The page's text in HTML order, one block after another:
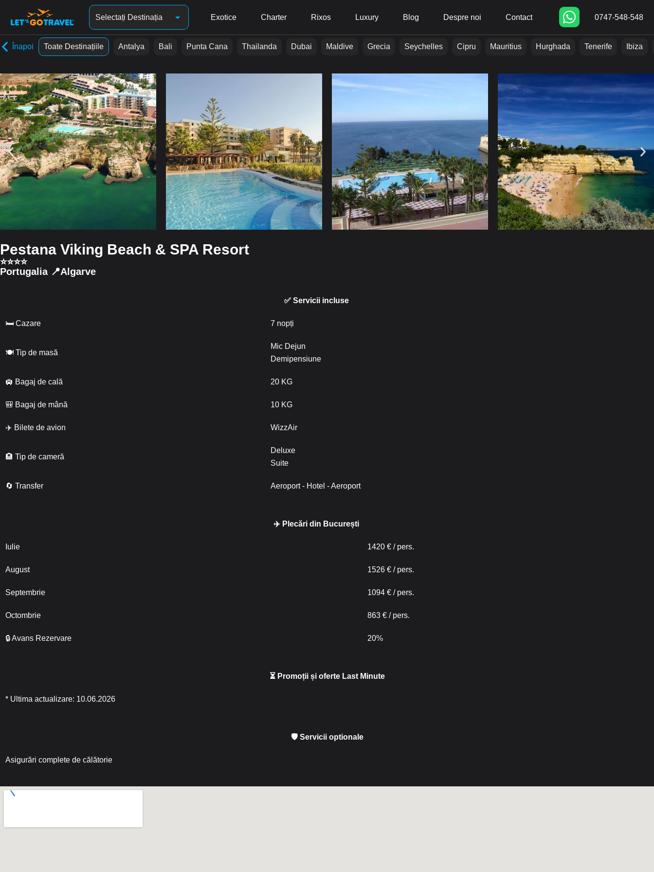
Selectați Destinația
Exotice Charter Rixos Luxury Blog Despre noi Contact 0747-548-548
Înapoi Toate Destinațiile Antalya Bali Punta Cana Thailanda Dubai Maldive Grecia Seychelles Cipru Mauritius Hurghada Tenerife Ibiza
Pestana Viking Beach & SPA Resort
⭐️⭐️⭐️⭐️
Portugalia 📍Algarve
✅ Servicii incluse
🛏 Cazare 7 nopți
🍽 Tip de masă
Mic Dejun
Demipensiune
🛄 Bagaj de cală 20 KG
🎒 Bagaj de mână 10 KG
✈️ Bilete de avion WizzAir
🏨 Tip de cameră
Deluxe
Suite
🔄 Transfer Aeroport - Hotel - Aeroport
✈️ Plecări din București
Iulie 1420 € / pers.
August 1526 € / pers.
Septembrie 1094 € / pers.
Octombrie 863 € / pers.
🔒 Avans Rezervare 20%
⏳ Promoții și oferte Last Minute
* Ultima actualizare: 10.06.2026
🛡 Servicii optionale
Asigurări complete de călătorie